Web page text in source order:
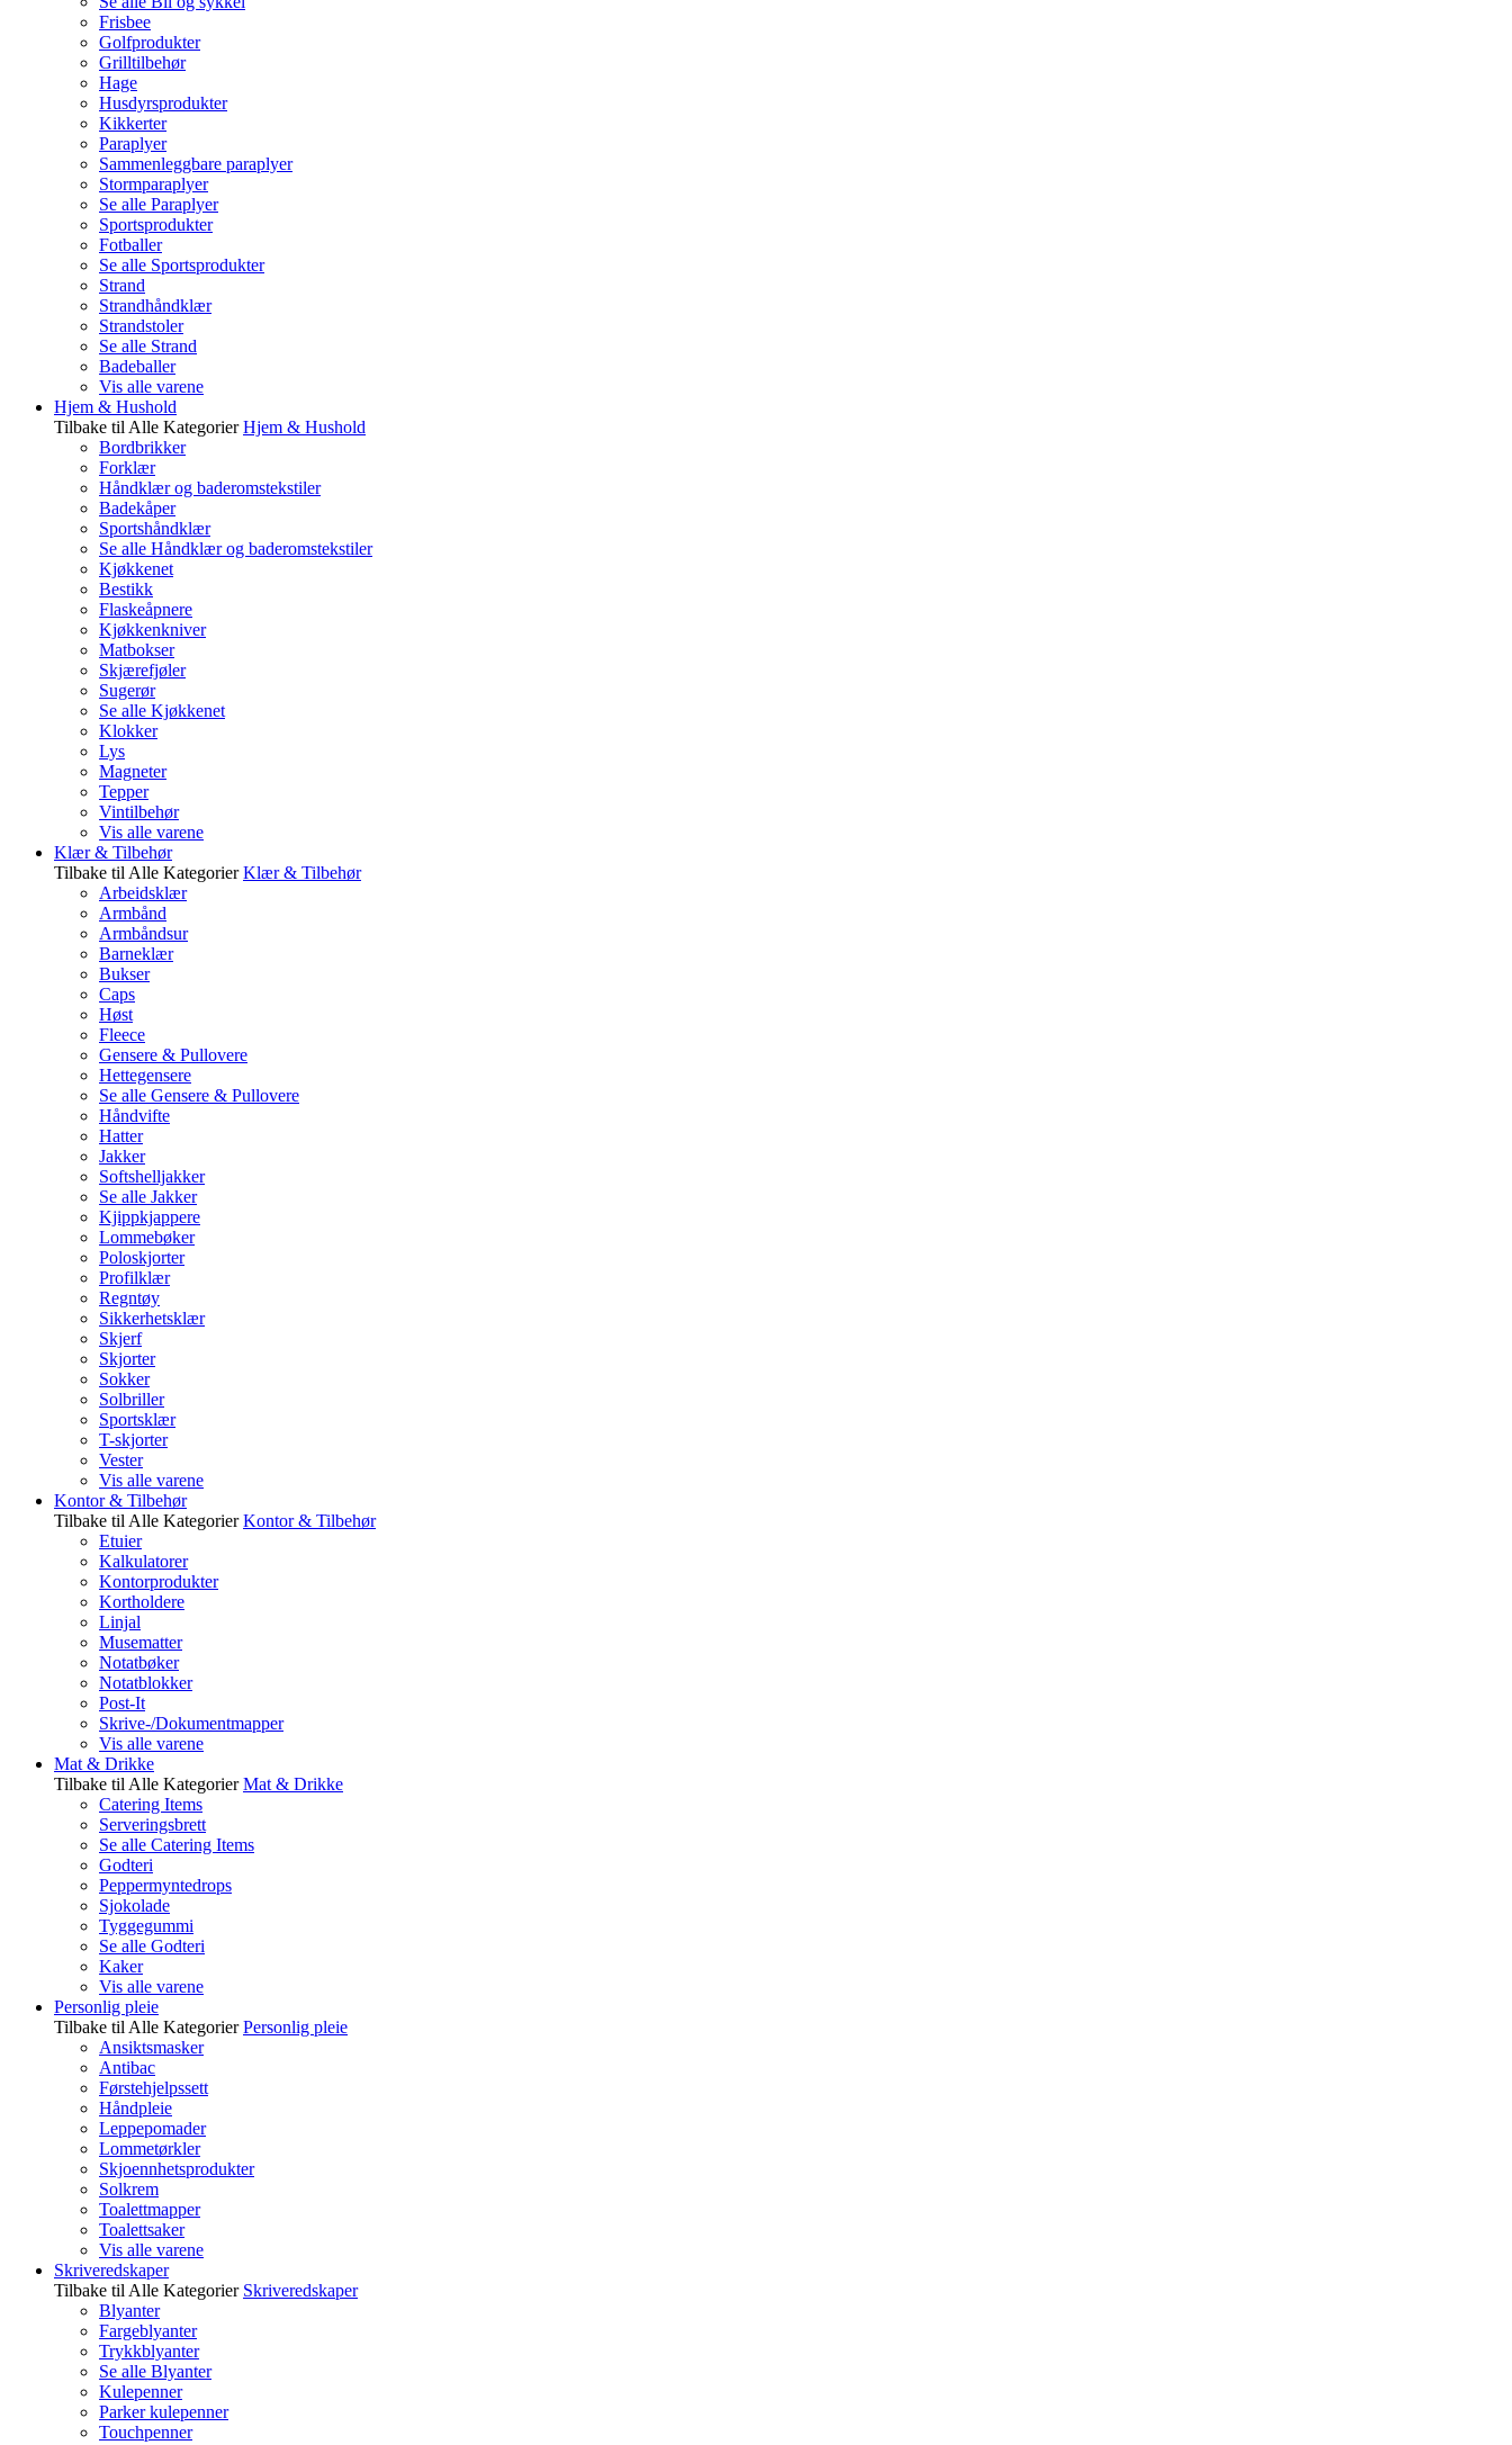
Frisbee
Golfprodukter
Grilltilbehør
Hage
Husdyrsprodukter
Kikkerter
Paraplyer
Sammenleggbare paraplyer
Stormparaplyer
Se alle Paraplyer
Sportsprodukter
Fotballer
Se alle Sportsprodukter
Strand
Strandhåndklær
Strandstoler
Se alle Strand
Badeballer
Vis alle varene
Hjem & Hushold
Tilbake til Alle Kategorier Hjem & Hushold
Bordbrikker
Forklær
Håndklær og baderomstekstiler
Badekåper
Sportshåndklær
Se alle Håndklær og baderomstekstiler
Kjøkkenet
Bestikk
Flaskeåpnere
Kjøkkenkniver
Matbokser
Skjærefjøler
Sugerør
Se alle Kjøkkenet
Klokker
Lys
Magneter
Tepper
Vintilbehør
Vis alle varene
Klær & Tilbehør
Tilbake til Alle Kategorier Klær & Tilbehør
Arbeidsklær
Armbånd
Armbåndsur
Barneklær
Bukser
Caps
Høst
Fleece
Gensere & Pullovere
Hettegensere
Se alle Gensere & Pullovere
Håndvifte
Hatter
Jakker
Softshelljakker
Se alle Jakker
Kjippkjappere
Lommebøker
Poloskjorter
Profilklær
Regntøy
Sikkerhetsklær
Skjerf
Skjorter
Sokker
Solbriller
Sportsklær
T-skjorter
Vester
Vis alle varene
Kontor & Tilbehør
Tilbake til Alle Kategorier Kontor & Tilbehør
Etuier
Kalkulatorer
Kontorprodukter
Kortholdere
Linjal
Musematter
Notatbøker
Notatblokker
Post-It
Skrive-/Dokumentmapper
Vis alle varene
Mat & Drikke
Tilbake til Alle Kategorier Mat & Drikke
Catering Items
Serveringsbrett
Se alle Catering Items
Godteri
Peppermyntedrops
Sjokolade
Tyggegummi
Se alle Godteri
Kaker
Vis alle varene
Personlig pleie
Tilbake til Alle Kategorier Personlig pleie
Ansiktsmasker
Antibac
Førstehjelpssett
Håndpleie
Leppepomader
Lommetørkler
Skjoennhetsprodukter
Solkrem
Toalettmapper
Toalettsaker
Vis alle varene
Skriveredskaper
Tilbake til Alle Kategorier Skriveredskaper
Blyanter
Fargeblyanter
Trykkblyanter
Se alle Blyanter
Kulepenner
Parker kulepenner
Touchpenner